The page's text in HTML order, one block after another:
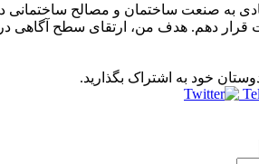
به صنعت ساختمان و مصالح ساختمانی
دهم. هدف من، ارتقای سطح آگاهی
خود به اشتراک بگذارید.